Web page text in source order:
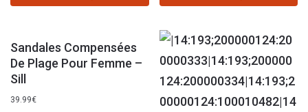
Sandales Compensées
De Plage Pour Femme –
Sill
39.99€